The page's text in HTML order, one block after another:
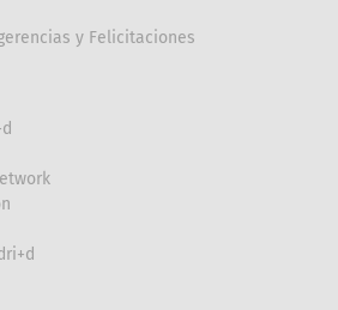
y Felicitaciones